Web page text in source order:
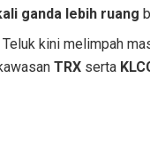
ganda lebih ruang
kini melimpah
TRX serta